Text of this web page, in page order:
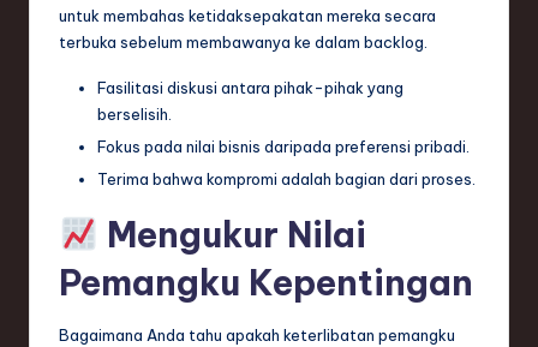
untuk membahas ketidaksepakatan mereka secara
terbuka sebelum membawanya ke dalam backlog.
Fasilitasi diskusi antara pihak-pihak yang
berselisih.
Fokus pada nilai bisnis daripada preferensi pribadi.
Terima bahwa kompromi adalah bagian dari proses.
Mengukur Nilai
Pemangku Kepentingan
Bagaimana Anda tahu apakah keterlibatan pemangku